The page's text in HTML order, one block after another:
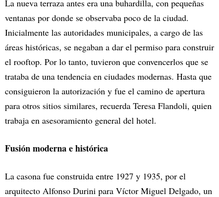
La nueva terraza antes era una buhardilla, con pequeñas
ventanas por donde se observaba poco de la ciudad.
Inicialmente las autoridades municipales, a cargo de las
áreas históricas, se negaban a dar el permiso para construir
el rooftop. Por lo tanto, tuvieron que convencerlos que se
trataba de una tendencia en ciudades modernas. Hasta que
consiguieron la autorización y fue el camino de apertura
para otros sitios similares, recuerda Teresa Flandoli, quien
trabaja en asesoramiento general del hotel.
Fusión moderna e histórica
La casona fue construida entre 1927 y 1935, por el
arquitecto Alfonso Durini para Víctor Miguel Delgado, un